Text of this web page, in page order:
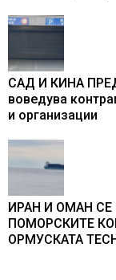
САД И КИНА
воведува
и организации
ИРАН И ОМАН СЕ
ПОМОРСКИТЕ
ОРМУСКАТА